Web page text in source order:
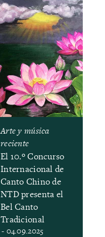
Arte y música
reciente
El 10.º Concurso
Internacional de
Canto Chino de
NTD presenta el
Bel Canto
Tradicional
- 04.09.2025